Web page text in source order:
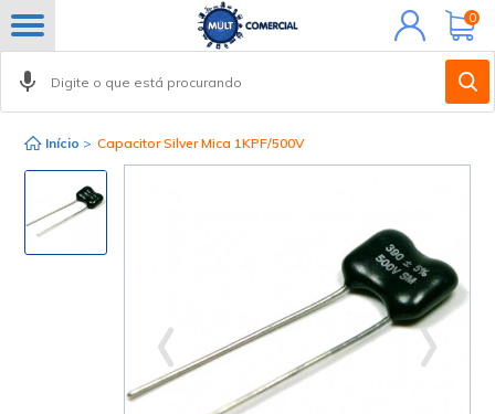
Minha
conta
0
Início > Capacitor Silver Mica 1KPF/500V